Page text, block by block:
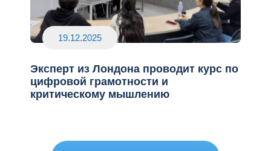
19.12.2025
Эксперт из Лондона проводит курс по
цифровой грамотности и
критическому мышлению